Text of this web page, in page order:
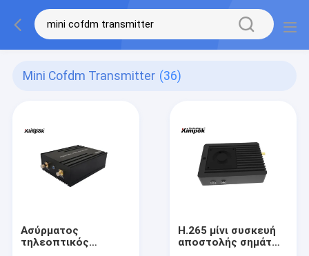
Mini Cofdm Transmitter (36)
Ασύρματος
τηλεοπτικός
H.265 μίνι συσκευή
αποστολής σημάτων